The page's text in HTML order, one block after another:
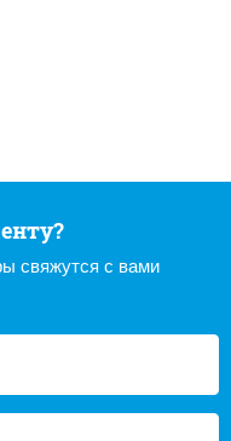
свяжутся с вами